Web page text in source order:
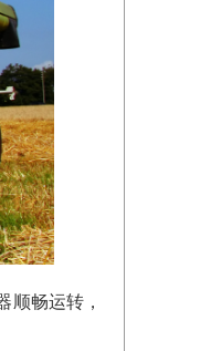
顺畅运转，